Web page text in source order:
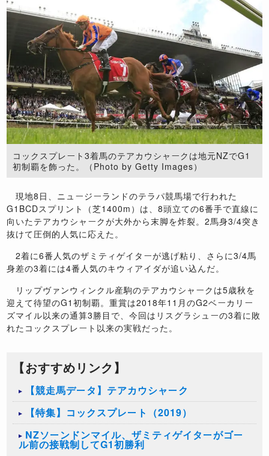
コックスプレート3着馬のテアカウシャークは地元NZでG1
初制覇を飾った。（Photo by Getty Images）
現地8日、ニュージーランドのテラパ競馬場で行われた
G1BCDスプリント（芝1400m）は、8頭立ての6番手で直線に
向いたテアカウシャークが大外から末脚を炸裂。2馬身3/4突き
抜けて圧倒的人気に応えた。
2着に6番人気のザミティゲイターが逃げ粘り、さらに3/4馬
身差の3着には4番人気のキウィアイダが追い込んだ。
リップヴァンウィンクル産駒のテアカウシャークは5歳秋を
迎えて待望のG1初制覇。重賞は2018年11月のG2ベーカリー
ズマイル以来の通算3勝目で、今回はリスグラシューの3着に敗
れたコックスプレート以来の実戦だった。
【おすすめリンク】
【競走馬データ】テアカウシャーク
【特集】コックスプレート（2019）
NZソーンドンマイル、ザミティゲイターがゴー
ル前の接戦制してG1初勝利